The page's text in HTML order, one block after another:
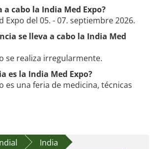
a cabo la India Med Expo?
Expo del 05. - 07. septiembre 2026.
se lleva a cabo la India Med
se realiza irregularmente.
es la India Med Expo?
es una feria de medicina, técnicas
India